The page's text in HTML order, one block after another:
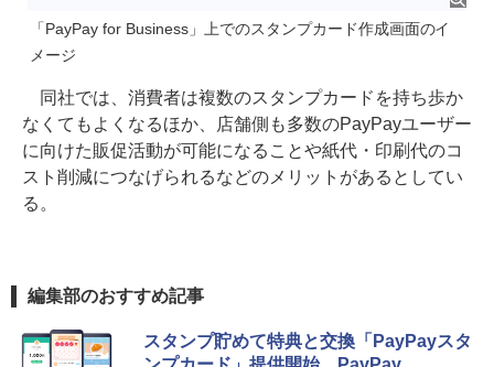
「PayPay for Business」上でのスタンプカード作成画面のイ
メージ
同社では、消費者は複数のスタンプカードを持ち歩か
なくてもよくなるほか、店舗側も多数のPayPayユーザー
に向けた販促活動が可能になることや紙代・印刷代のコ
スト削減につなげられるなどのメリットがあるとしてい
る。
編集部のおすすめ記事
スタンプ貯めて特典と交換「PayPayスタ